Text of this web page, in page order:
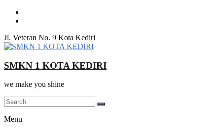
Skip
Jl. Veteran No. 9 Kota Kediri
SMKN 1 KOTA KEDIRI
we make you shine
Menu